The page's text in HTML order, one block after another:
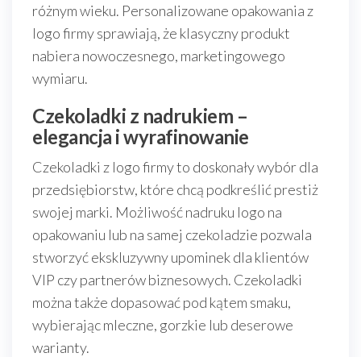
różnym wieku. Personalizowane opakowania z
logo firmy sprawiają, że klasyczny produkt
nabiera nowoczesnego, marketingowego
wymiaru.
Czekoladki z nadrukiem –
elegancja i wyrafinowanie
Czekoladki z logo firmy to doskonały wybór dla
przedsiębiorstw, które chcą podkreślić prestiż
swojej marki. Możliwość nadruku logo na
opakowaniu lub na samej czekoladzie pozwala
stworzyć ekskluzywny upominek dla klientów
VIP czy partnerów biznesowych. Czekoladki
można także dopasować pod kątem smaku,
wybierając mleczne, gorzkie lub deserowe
warianty.